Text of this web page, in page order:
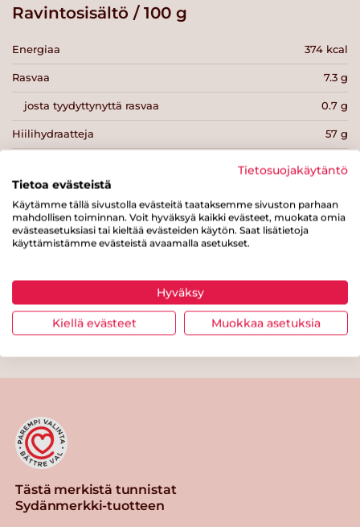
Ravintosisältö / 100 g
Energiaa 374 kcal
Rasvaa 7.3 g
josta tyydyttynyttä rasvaa 0.7 g
Hiilihydraatteja 57 g
Kuitua
Proteiinia 14.5 g
Suolaa
Tästä merkistä tunnistat
Sydänmerkki-tuotteen
Tietosuojakäytäntö
Tietoa evästeistä
Käytämme tällä sivustolla evästeitä taataksemme sivuston parhaan
mahdollisen toiminnan. Voit hyväksyä kaikki evästeet, muokata omia
evästeasetuksiasi tai kieltää evästeiden käytön. Saat lisätietoja
käyttämistämme evästeistä avaamalla asetukset.
Hyväksy
Kiellä evästeet Muokkaa asetuksia